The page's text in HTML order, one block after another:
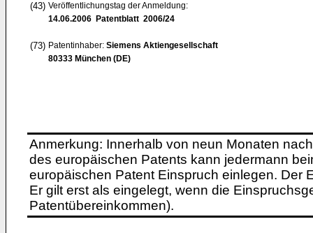
(43) Veröffentlichungstag der Anmeldung:
14.06.2006 Patentblatt 2006/24
(73) Patentinhaber: Siemens Aktiengesellschaft
80333 München (DE)
Anmerkung: Innerhalb von neun Monaten
des europäischen Patents kann jedermann
europäischen Patent Einspruch einlegen. Der
Er gilt erst als eingelegt, wenn die
Patentübereinkommen).